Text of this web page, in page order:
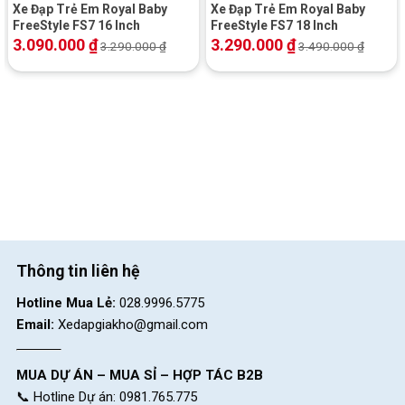
chỉ đa dạng về màu sắc mà còn được trang trí thêm hình hoa
hồng ở 2 yên, trên sườn xe và cả ở miếng nhựa ốp sên, giúp
đảm bảo được an toàn cho bé cũng như giữ được cho sên bền
cũng như sạch sẽ.
Chi tiết hoa hồng đẹp mắt trên các bộ phậnXe Đạp Trẻ Em Xaming
Nữ 2 Gióng 14 Inch
Xe Đạp Trẻ Em Royal Baby
FreeStyle FS7 16 Inch
3.090.000₫3.290.000₫
Xe Đạp Trẻ Em Royal Baby
FreeStyle FS7 18 Inch
3.290.000₫3.490.000₫
Thông tin liên hệ
Hotline Mua Lẻ: 028.9996.5775
Email: Xedapgiakho@gmail.com
MUA DỰ ÁN – MUA SỈ – HỢP TÁC B2B
📞 Hotline Dự án: 0981.765.775